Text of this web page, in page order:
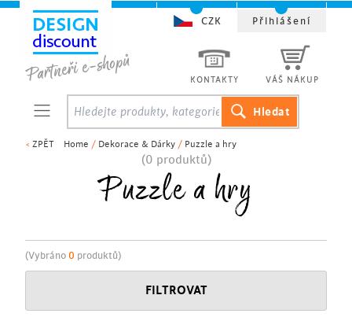
< ZPĚT Home / Dekorace & Dárky / Puzzle a hry
(0 produktů)
Puzzle a hry
(Vybráno 0 produktů)
FILTROVAT
KONTAKTY VÁŠ NÁKUP
CZK Přihlášení